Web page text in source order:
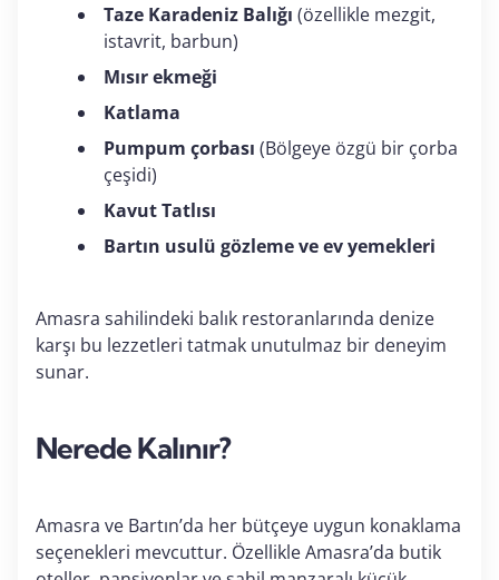
Taze Karadeniz Balığı (özellikle mezgit,
istavrit, barbun)
Mısır ekmeği
Katlama
Pumpum çorbası (Bölgeye özgü bir çorba
çeşidi)
Kavut Tatlısı
Bartın usulü gözleme ve ev yemekleri
Amasra sahilindeki balık restoranlarında denize
karşı bu lezzetleri tatmak unutulmaz bir deneyim
sunar.
Nerede Kalınır?
Amasra ve Bartın’da her bütçeye uygun konaklama
seçenekleri mevcuttur. Özellikle Amasra’da butik